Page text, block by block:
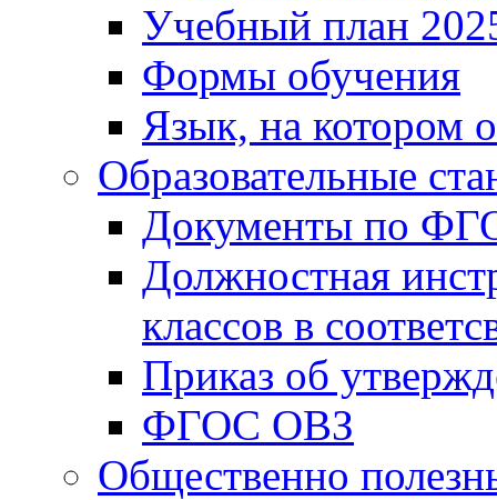
Учебный план
Формы обучения
Язык, на котором
Образовательные
Документы по
Должностная
классов в
Приказ об
ФГОС ОВЗ
Общественно